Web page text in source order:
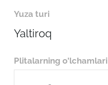
Yuza turi
Yaltiroq
Plitalarning o'lchamlari